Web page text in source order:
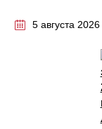
5 августа 2026